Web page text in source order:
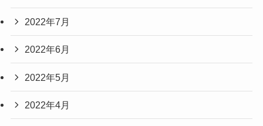
2022年7月
2022年6月
2022年5月
2022年4月